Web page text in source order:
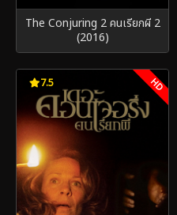
The Conjuring 2 คนเรียกผี 2
(2016)
7.5 HD